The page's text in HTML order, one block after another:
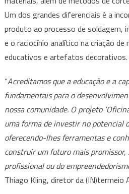
Um dos grandes diferenciais é a
produto ao processo de soldagem,
e o raciocínio analítico na criação de
educativos e artefatos decorativos.
“Acreditamos que a educação e a
fundamentais para o
nossa comunidade. O projeto
uma forma de investir no potencial
oferecendo-lhes ferramentas e
construir um futuro mais
profissional ou do
Thiago Kling, diretor da (IN)termeio